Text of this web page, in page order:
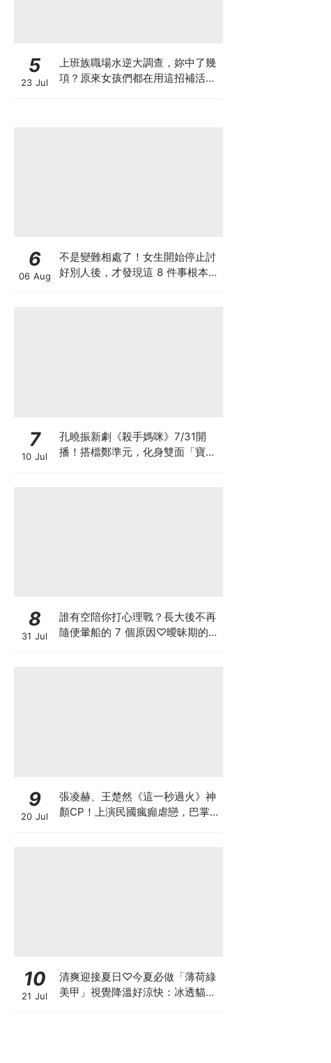
5
23 Jul
上班族職場水逆大調查，妳中了幾
項？原來女孩們都在用這招補活
6
06 Aug
不是變難相處了！女生開始停止討
好別人後，才發現這 8 件事根本沒
7
10 Jul
孔曉振新劇《殺手媽咪》7/31開
播！搭檔鄭準元，化身雙面「寶媽
8
31 Jul
誰有空陪你打心理戰？長大後不再
隨便暈船的 7 個原因♡曖昧期的冷
9
20 Jul
張凌赫、王楚然《這一秒過火》神
顏CP！上演民國瘋癲虐戀，巴掌
10
21 Jul
清爽迎接夏日♡今夏必做「薄荷綠
美甲」視覺降溫好涼快：冰透貓